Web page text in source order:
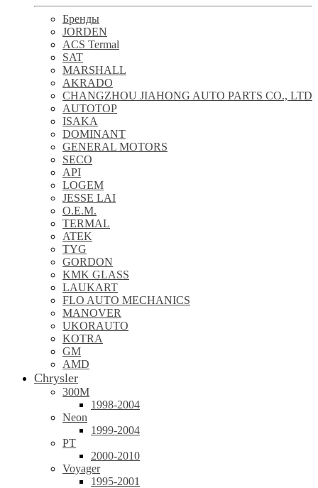
Бренды
JORDEN
ACS Termal
SAT
MARSHALL
AKRADO
CHANGZHOU JIAHONG AUTO PARTS CO., LTD
AUTOTOP
ISAKA
DOMINANT
GENERAL MOTORS
SECO
API
LOGEM
JESSE LAI
O.E.M.
TERMAL
ATEK
TYG
GORDON
KMK GLASS
LAUKART
FLO AUTO MECHANICS
MANOVER
UKORAUTO
KOTRA
GM
AMD
Chrysler
300M
1998-2004
Neon
1999-2004
PT
2000-2010
Voyager
1995-2001